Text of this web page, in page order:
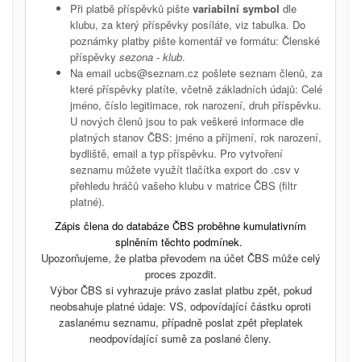
Při platbě příspěvků pište variabilní symbol dle
klubu, za který příspěvky posíláte, viz tabulka. Do
poznámky platby pište komentář ve formátu: Členské
příspěvky sezona - klub.
Na email ucbs@seznam.cz pošlete seznam členů, za
které příspěvky platíte, včetně základních údajů: Celé
jméno, číslo legitimace, rok narození, druh příspěvku.
U nových členů jsou to pak veškeré informace dle
platných stanov ČBS: jméno a příjmení, rok narození,
bydliště, email a typ příspěvku. Pro vytvoření
seznamu můžete využít tlačítka export do .csv v
přehledu hráčů vašeho klubu v matrice ČBS (filtr
platné).
Zápis člena do databáze ČBS proběhne kumulativním
splněním těchto podmínek.
Upozorňujeme, že platba převodem na účet ČBS může celý
proces zpozdit.
Výbor ČBS si vyhrazuje právo zaslat platbu zpět, pokud
neobsahuje platné údaje: VS, odpovídající částku oproti
zaslanému seznamu, případně poslat zpět přeplatek
neodpovídající sumě za poslané členy.